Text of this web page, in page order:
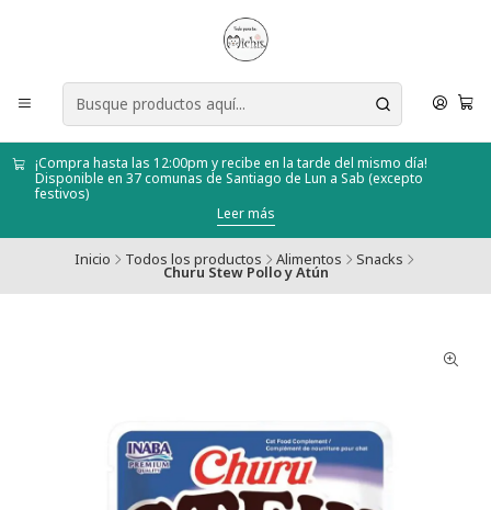
¡Compra hasta las 12:00pm y recibe en la tarde del mismo día!
Disponible en 37 comunas de Santiago de Lun a Sab (excepto
festivos)
Leer más
Inicio Todos los productos Alimentos Snacks
Churu Stew Pollo y Atún